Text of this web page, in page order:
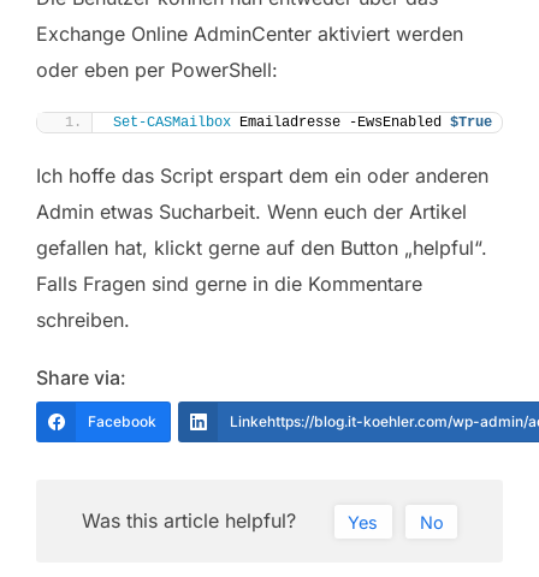
Exchange Online AdminCenter aktiviert werden
oder eben per PowerShell:
Set-CASMailbox Emailadresse -EwsEnabled $True
Ich hoffe das Script erspart dem ein oder anderen
Admin etwas Sucharbeit. Wenn euch der Artikel
gefallen hat, klickt gerne auf den Button „helpful“.
Falls Fragen sind gerne in die Kommentare
schreiben.
Share via:
Facebook Linkehttps://blog.it-koehler.com/wp-admin/
Was this article helpful? Yes No